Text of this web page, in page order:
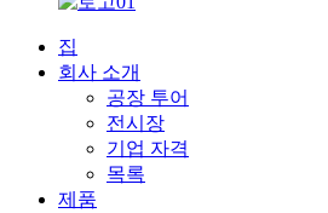
집
회사 소개
공장 투어
전시장
기업 자격
목록
제품